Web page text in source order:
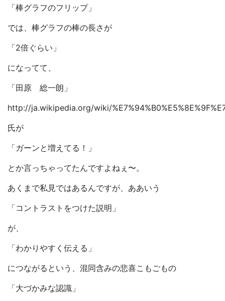
「棒グラフのフリップ」
では、棒グラフの棒の長さが
「2倍ぐらい」
になってて、
「田原 総一朗」
http://ja.wikipedia.org/wiki/
氏が
「ガーンと増えてる！」
とか言っちゃってたんですよねぇ〜。
あくまで私見ではあるんですが、ああいう
「コントラストをつけた説明」
が、
「わかりやすく伝える」
につながるという、混同含みの悲喜こもごもの
「大づかみな認識」